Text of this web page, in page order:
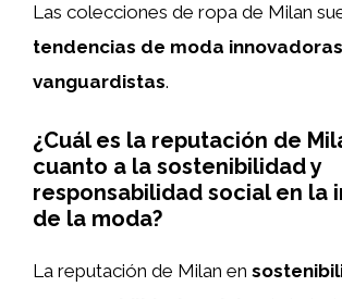
Las colecciones de ropa de Milan
tendencias de moda
vanguardistas.
¿Cuál es la reputación de
cuanto a la sostenibilidad y
responsabilidad social en la
de la moda?
La reputación de Milan en